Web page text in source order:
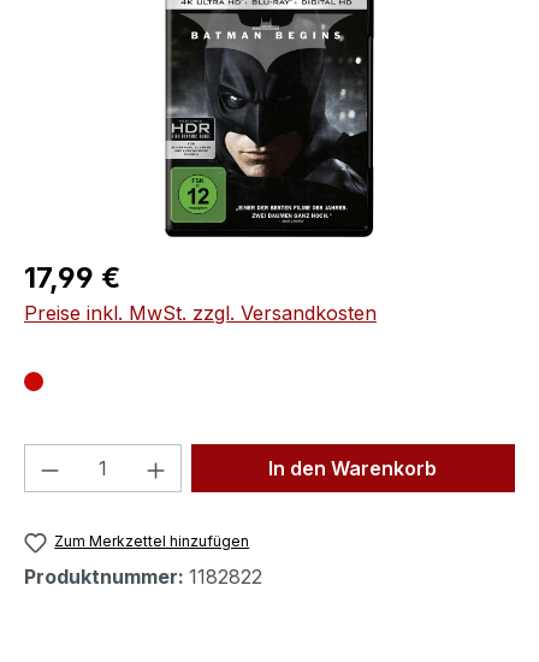
Regulärer Preis:
17,99 €
Preise inkl. MwSt. zzgl. Versandkosten
Produkt Anzahl: Gib denIn den Warenkorb
Zum Merkzettel hinzufügen
Produktnummer: 1182822